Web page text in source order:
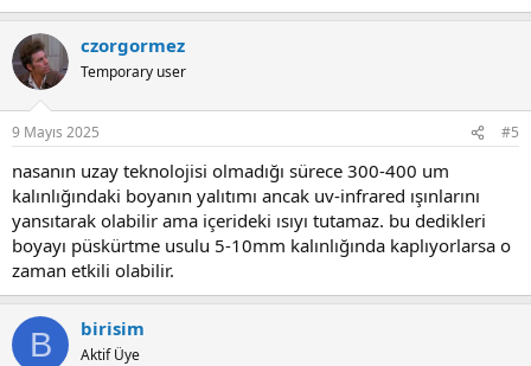
czorgormez
Temporary user
9 Mayıs 2025 #5
nasanın uzay teknolojisi olmadığı sürece 300-400 um
kalınlığındaki boyanın yalıtımı ancak uv-infrared ışınlarını
yansıtarak olabilir ama içerideki ısıyı tutamaz. bu dedikleri
boyayı püskürtme usulu 5-10mm kalınlığında kaplıyorlarsa o
zaman etkili olabilir.
B birisim
Aktif Üye